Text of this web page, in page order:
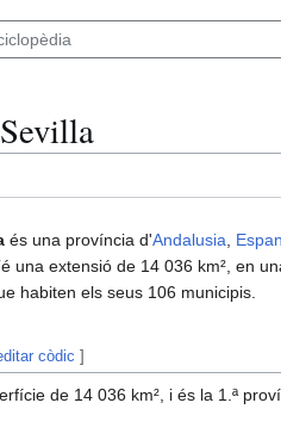
és una província d'Andalusia
una extensió de 14 036 km²,​ en
habiten els seus 106 municipis.
còdic ]
de 14 036 km², i és la 1.ª